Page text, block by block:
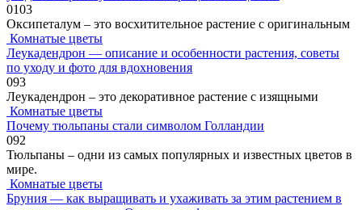
0103
Оксипеталум – это восхитительное растение с оригинальным
Комнатые цветы
Леукадендрон — описание и особенности растения, советы
по уходу и фото для вдохновения
093
Леукадендрон – это декоративное растение с изящными
Комнатые цветы
Почему тюльпаны стали символом Голландии
092
Тюльпаны – одни из самых популярных и известных цветов в
мире.
Комнатые цветы
Бруния — как выращивать и ухаживать за этим растением в